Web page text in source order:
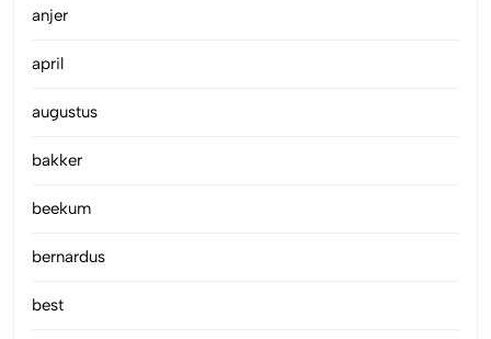
anjer
april
augustus
bakker
beekum
bernardus
best